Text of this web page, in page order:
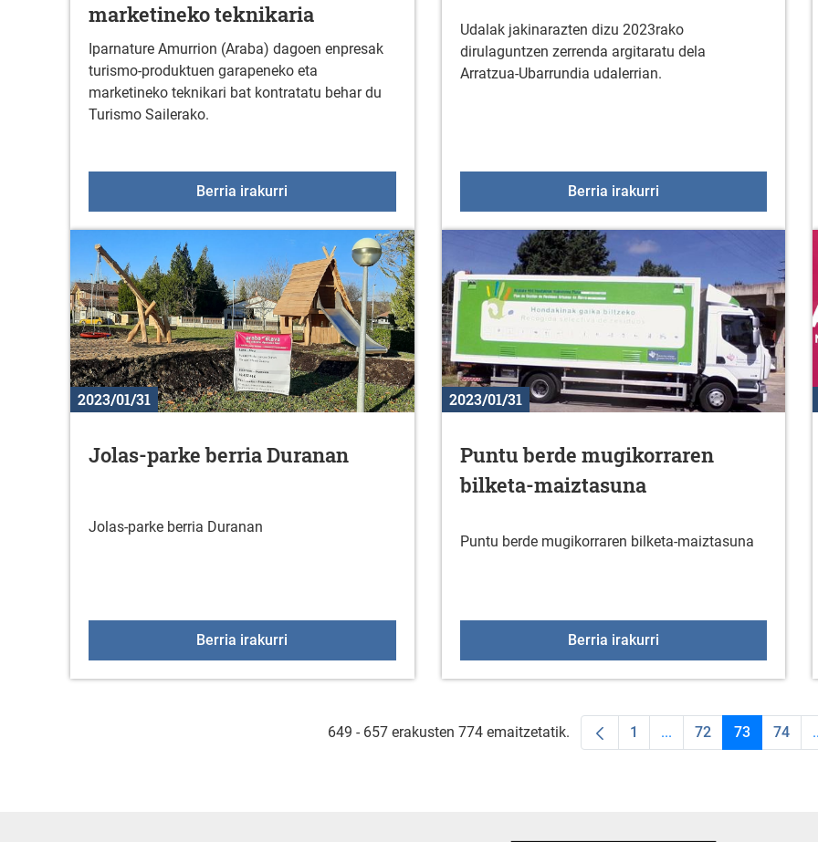
marketineko teknikaria
Iparnature Amurrion (Araba) dagoen enpresak
turismo-produktuen garapeneko eta
marketineko teknikari bat kontratatu behar du
Turismo Sailerako.
Berria irakurri Lan Eskaintza: Produktu turistikoaren garapeneko eta marketineko teknikaria
Udalak jakinarazten dizu 2023rako
dirulaguntzen zerrenda argitaratu dela
Arratzua-Ubarrundia udalerrian.
Berria irakurri2023ko dirulaguntzak
2023/01/31
Jolas-parke berria Duranan
Jolas-parke berria Duranan
Berria irakurri
2023/01/31
Puntu berde mugikorraren
bilketa-maiztasuna
Puntu berde mugikorraren bilketa-maiztasuna
Berria irakurriPuntu berde
649 - 657 erakusten 774 emaitzetatik. Orrialdea
1 ...Intermediate Pages Use
Orrialdea
72 Orrialdea
73 74